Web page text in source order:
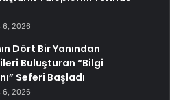
6, 2026
Dört Bir Yanından
Buluşturan “Bilgi
Seferi Başladı
6, 2026